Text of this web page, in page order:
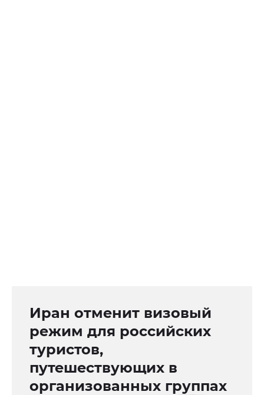
Иран отменит визовый
режим для российских
туристов,
путешествующих в
организованных группах